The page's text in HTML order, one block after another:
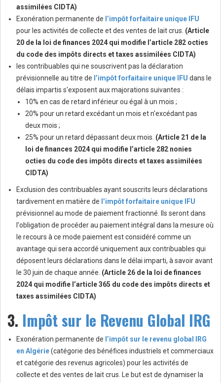
assimilées CIDTA)
Exonération permanente de l’impôt forfaitaire unique IFU
pour les activités de collecte et des ventes de lait crus. (Article
20 de la loi de finances 2024 qui modifie l’article 282 octies
du code des impôts directs et taxes assimilées CIDTA)
les contribuables qui ne souscrivent pas la déclaration
prévisionnelle au titre de l’impôt forfaitaire unique IFU dans le
délais impartis s'exposent aux majorations suivantes :
10% en cas de retard inférieur ou égal à un mois ;
20% pour un retard excédant un mois et n'excédant pas
deux mois ;
25% pour un retard dépassant deux mois. (Article 21 de la
loi de finances 2024 qui modifie l’article 282 nonies
octies du code des impôts directs et taxes assimilées
CIDTA)
Exclusion des contribuables ayant souscrits leurs déclarations
tardivement en matière de l’impôt forfaitaire unique IFU
prévisionnel au mode de paiement fractionné. Ils seront dans
l'obligation de procéder au paiement intégral dans la mesure où
le recours à ce mode paiement est considéré comme un
avantage qui sera accordé uniquement aux contribuables qui
déposent leurs déclarations dans le délai imparti, à savoir avant
le 30 juin de chaque année. (Article 26 de la loi de finances
2024 qui modifie l’article 365 du code des impôts directs et
taxes assimilées CIDTA)
3. Impôt sur le Revenu Global IRG
Exonération permanente de l’impôt sur le revenu global IRG
en Algérie(catégorie des bénéfices industriels et commerciaux
et catégorie des revenus agricoles) pour les activités de
collecte et des ventes de lait crus. Le but est de dynamiser la